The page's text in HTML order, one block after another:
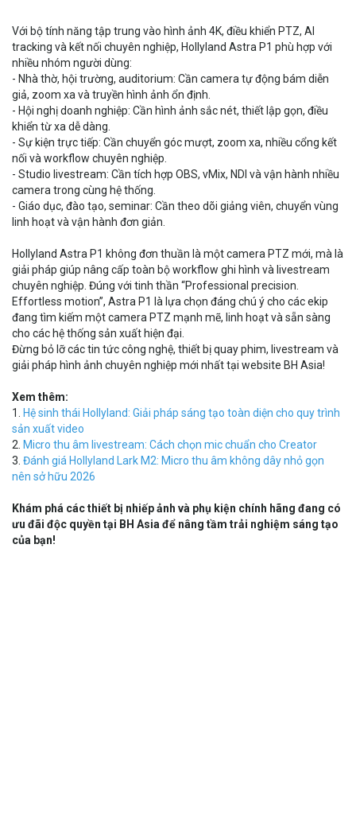
Với bộ tính năng tập trung vào hình ảnh 4K, điều khiển PTZ, AI
tracking và kết nối chuyên nghiệp, Hollyland Astra P1 phù hợp với
nhiều nhóm người dùng:
- Nhà thờ, hội trường, auditorium: Cần camera tự động bám diễn
giả, zoom xa và truyền hình ảnh ổn định.
- Hội nghị doanh nghiệp: Cần hình ảnh sắc nét, thiết lập gọn, điều
khiển từ xa dễ dàng.
- Sự kiện trực tiếp: Cần chuyển góc mượt, zoom xa, nhiều cổng kết
nối và workflow chuyên nghiệp.
- Studio livestream: Cần tích hợp OBS, vMix, NDI và vận hành nhiều
camera trong cùng hệ thống.
- Giáo dục, đào tạo, seminar: Cần theo dõi giảng viên, chuyển vùng
linh hoạt và vận hành đơn giản.
Hollyland Astra P1 không đơn thuần là một camera PTZ mới, mà là
giải pháp giúp nâng cấp toàn bộ workflow ghi hình và livestream
chuyên nghiệp. Đúng với tinh thần “Professional precision.
Effortless motion”, Astra P1 là lựa chọn đáng chú ý cho các ekip
đang tìm kiếm một camera PTZ mạnh mẽ, linh hoạt và sẵn sàng
cho các hệ thống sản xuất hiện đại.
Đừng bỏ lỡ các tin tức công nghệ, thiết bị quay phim, livestream và
giải pháp hình ảnh chuyên nghiệp mới nhất tại website BH Asia!
Xem thêm:
1. Hệ sinh thái Hollyland: Giải pháp sáng tạo toàn diện cho quy trình
sản xuất video
2. Micro thu âm livestream: Cách chọn mic chuẩn cho Creator
3. Đánh giá Hollyland Lark M2: Micro thu âm không dây nhỏ gọn
nên sở hữu 2026
Khám phá các thiết bị nhiếp ảnh và phụ kiện chính hãng đang có
ưu đãi độc quyền tại BH Asia để nâng tầm trải nghiệm sáng tạo
của bạn!